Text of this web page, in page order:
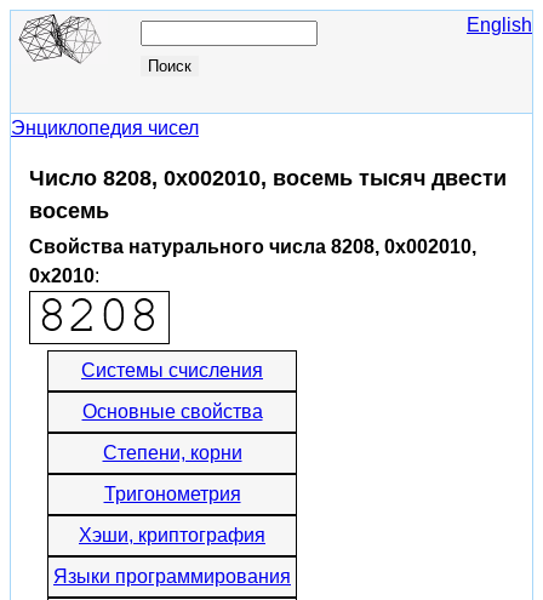
English
Энциклопедия чисел
Число 8208, 0x002010, восемь тысяч двести
восемь
Свойства натурального числа 8208, 0x002010,
0x2010:
Системы счисления
Основные свойства
Степени, корни
Тригонометрия
Хэши, криптография
Языки программирования